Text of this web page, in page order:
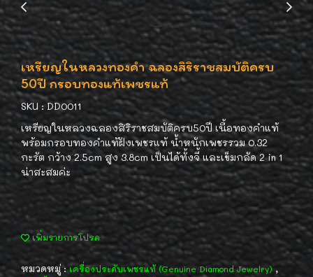
เหรียญในหลวงทองคำ ฉลองสิริราชสมบัติครบ
50ปี กรอบทองแท้เพชรแท้
SKU : DD0011
เหรียญในหลวงฉลองสิริราชสมบัติครบ50ปี เนื้อทองคำแท้
พร้อมกรอบทองคำแท้ฝังเพชรแท้ น้ำหนักเพชรรวม 0.32
กะรัต กว้าง 2.5cm สูง 3.8cm เป็นได้ทั้งจี้ และเข็มกลัด 2 in 1
น่าสะสมค่ะ
เพิ่มรายการโปรด
หมวดหมู่ :เครื่องประดับเพชรแท้ (Genuine Diamond Jewelry) ,